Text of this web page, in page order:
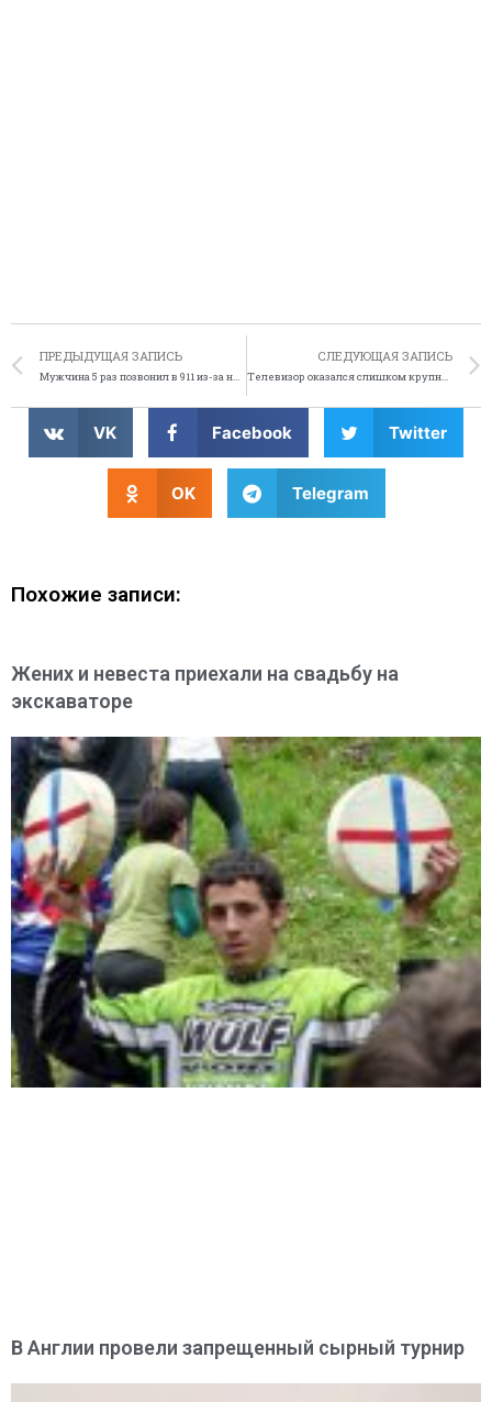
ПРЕДЫДУЩАЯ ЗАПИСЬ
Мужчина 5 раз позвонил в 911 из-за неработающего телефона
СЛЕДУЮЩАЯ ЗАПИСЬ
Телевизор оказался слишком крупным для воров
VK Facebook Twitter
OK Telegram
Похожие записи:
Жених и невеста приехали на свадьбу на
экскаваторе
В Англии провели запрещенный сырный турнир